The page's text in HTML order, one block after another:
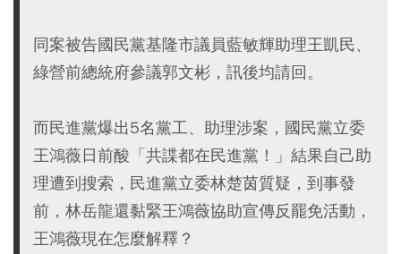
同案被告國民黨基隆市議員藍敏輝助理王凱民、
綠營前總統府參議郭文彬，訊後均請回。
而民進黨爆出5名黨工、助理涉案，國民黨立委
王鴻薇日前酸「共諜都在民進黨！」結果自己助
理遭到搜索，民進黨立委林楚茵質疑，到事發
前，林岳龍還黏緊王鴻薇協助宣傳反罷免活動，
王鴻薇現在怎麼解釋？